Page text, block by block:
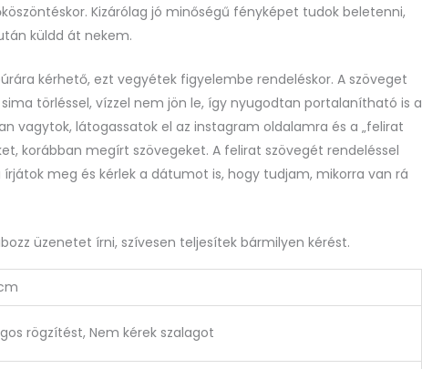
Kizárólag jó minőségű fényképet tudok beletenni,
küldd át nekem.
kérhető, ezt vegyétek figyelembe rendeléskor. A szöveget
törléssel, vízzel nem jön le, így nyugodtan portalanítható is a
vagytok, látogassatok el az instagram oldalamra és a „felirat
korábban megírt szövegeket. A felirat szövegét rendeléssel
meg és kérlek a dátumot is, hogy tudjam, mikorra van rá
üzenetet írni, szívesen teljesítek bármilyen kérést.
rögzítést, Nem kérek szalagot